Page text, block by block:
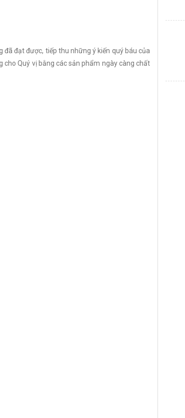
đạt được, tiếp thu những ý kiến quý báu của
Quý vị bằng các sản phẩm ngày càng chất